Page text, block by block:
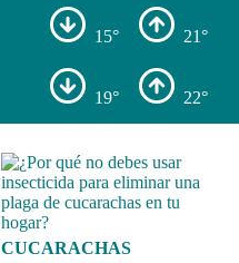
15° 21°
19° 22°
CUCARACHAS